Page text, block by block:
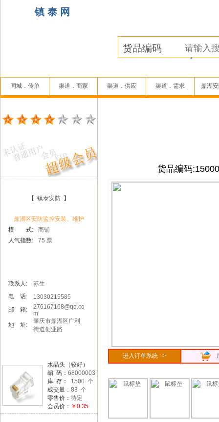
镇 泰 网
同城．传单 渠道．商家 渠道．供应 渠道．需求 鼎湖
【 镇泰安防 】
鼎湖区安防监控安装、维护
模 式:
商铺
人气指数:
75 票
联系人:
苏生
电 话:
13030215585
邮 箱:
276167168@qq.co
m
地 址:
肇庆市鼎湖区广利
街道创业路
水晶头（较好）
编 码： 68000003
库 存： 1500 个
成交量： 83 个
零售价： 待定
会员价： ￥0.35
货品编码
进入订单系统 ->